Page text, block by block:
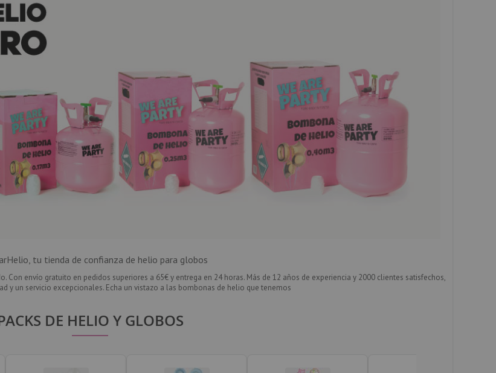
tu tienda de confianza de helio para globos
envío gratuito en pedidos superiores a 65€ y entrega en 24 horas. Más de 12 años de experiencia y 2000 clientes satisfechos,
y un servicio excepcionales. Echa un vistazo a las bombonas de helio que tenemos
DE HELIO Y GLOBOS